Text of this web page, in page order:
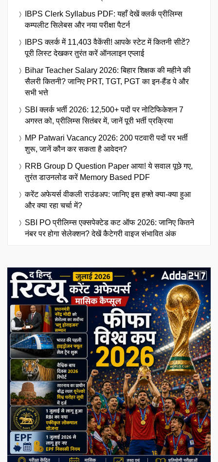
IBPS Clerk Syllabus PDF: यहाँ देखें क्लर्क प्रीलिम्स
कम्पलीट सिलेबस और नया परीक्षा पैटर्न
IBPS क्लर्क में 11,403 वैकेंसी! आपके स्टेट में कितनी सीटें?
पूरी लिस्ट देखकर तुरंत करें ऑनलाइन एप्लाई
Bihar Teacher Salary 2026: बिहार शिक्षक की महीने की
सैलरी कितनी? जानिए PRT, TGT, PGT का इन-हैंड पे और
सभी भत्ते
SBI क्लर्क भर्ती 2026: 12,500+ पदों पर नोटिफिकेशन 7
अगस्त को, प्रीलिम्स सितंबर में, जानें पूरी भर्ती प्रक्रिया
MP Patwari Vacancy 2026: 200 पटवारी पदों पर भर्ती
शुरू, जानें कौन कर सकता है आवेदन?
RRB Group D Question Paper आया! ये सवाल पूछे गए,
तुरंत डाउनलोड करें Memory Based PDF
करेंट अफेयर्स वीकली राउंडअप: जानिए इस हफ्ते क्या-क्या हुआ
और क्या रहा चर्चा में?
SBI PO प्रीलिम्स एक्सपेक्टेड कट ऑफ 2026: जानिए कितने
नंबर पर होगा सेलेक्शन? देखें कैटेगरी वाइज संभावित अंक